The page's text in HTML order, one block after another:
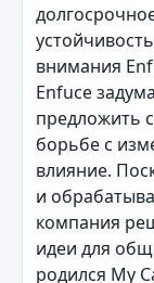
внимания
Enfuce
предложить
борьбе с
влияние.
и
компания
идеи для
родился My